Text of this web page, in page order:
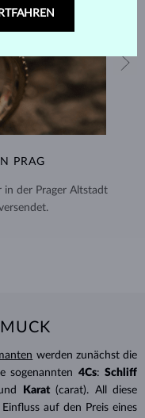
PRAG
in der Prager Altstadt
werden zunächst die
sogenannten 4Cs: Schliff
Karat (carat). All diese
auf den Preis eines